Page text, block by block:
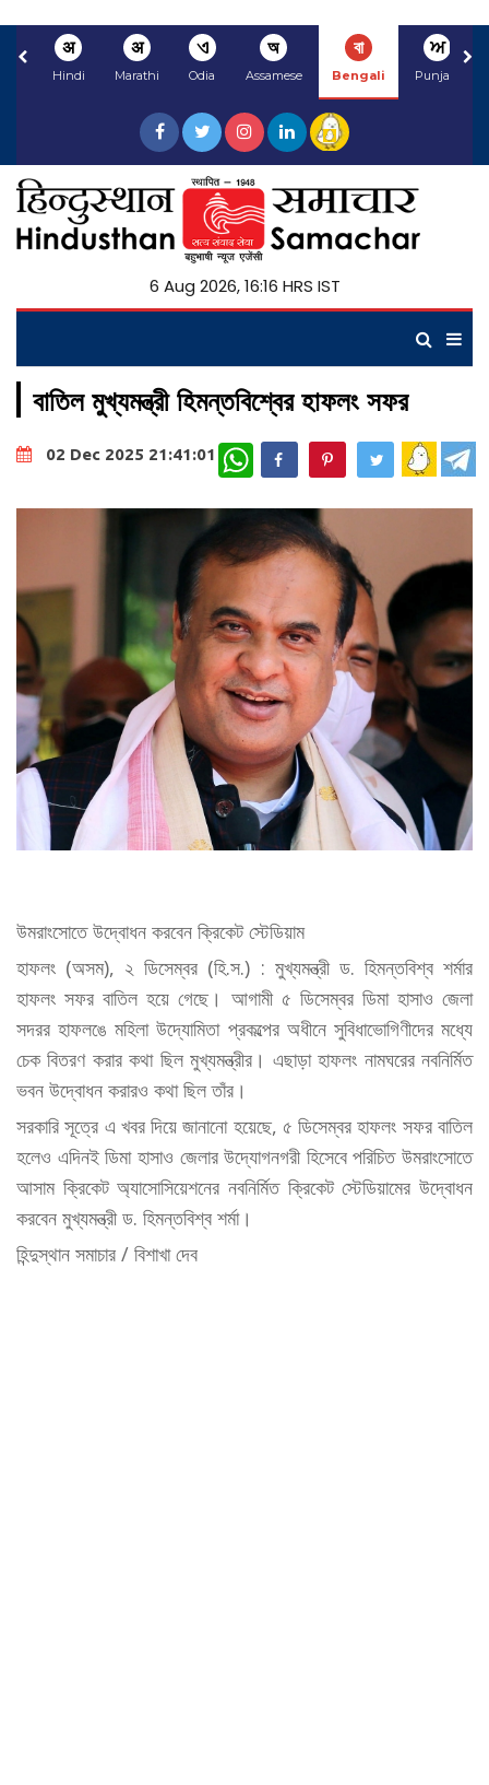
अ
Hindi
अ
Marathi
ଏ
Odia
অ
Assamese
বা
Bengali
ਅ
Punjabi
6 Aug 2026, 16:16 HRS IST
বাতিল মুখ্যমন্ত্রী হিমন্তবিশ্বের হাফলং সফর
02 Dec 2025 21:41:01 WhatsApp
উমরাংসোতে উদ্বোধন করবেন ক্রিকেট স্টেডিয়াম
হাফলং (অসম), ২ ডিসেম্বর (হি.স.) : মুখ্যমন্ত্রী ড. হিমন্তবিশ্ব শর্মার
হাফলং সফর বাতিল হয়ে গেছে। আগামী ৫ ডিসেম্বর ডিমা হাসাও জেলা
সদরর হাফলঙে মহিলা উদ্যোমিতা প্রকল্পের অধীনে সুবিধাভোগিণীদের মধ্যে
চেক বিতরণ করার কথা ছিল মুখ্যমন্ত্রীর। এছাড়া হাফলং নামঘরের নবনির্মিত
ভবন উদ্বোধন করারও কথা ছিল তাঁর।
সরকারি সূত্রে এ খবর দিয়ে জানানো হয়েছে, ৫ ডিসেম্বর হাফলং সফর বাতিল
হলেও এদিনই ডিমা হাসাও জেলার উদ্যোগনগরী হিসেবে পরিচিত উমরাংসোতে
আসাম ক্রিকেট অ্যাসোসিয়েশনের নবনির্মিত ক্রিকেট স্টেডিয়ামের উদ্বোধন
করবেন মুখ্যমন্ত্রী ড. হিমন্তবিশ্ব শর্মা।
হিন্দুস্থান সমাচার / বিশাখা দেব